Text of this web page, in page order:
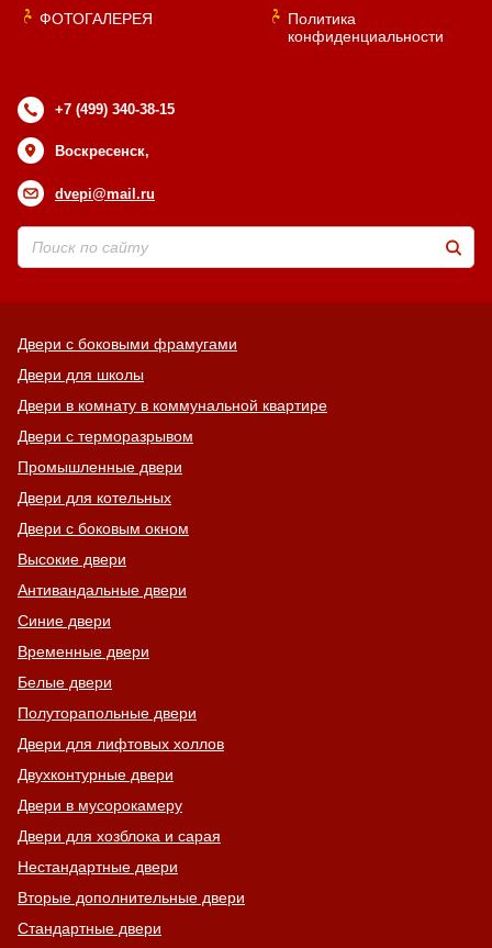
ФОТОГАЛЕРЕЯ
Политика
конфиденциальности
+7 (499) 340-38-15
Воскресенск,
dvepi@mail.ru
Двери с боковыми фрамугами
Двери для школы
Двери в комнату в коммунальной квартире
Двери с терморазрывом
Промышленные двери
Двери для котельных
Двери с боковым окном
Высокие двери
Антивандальные двери
Синие двери
Временные двери
Белые двери
Полуторапольные двери
Двери для лифтовых холлов
Двухконтурные двери
Двери в мусорокамеру
Двери для хозблока и сарая
Нестандартные двери
Вторые дополнительные двери
Стандартные двери